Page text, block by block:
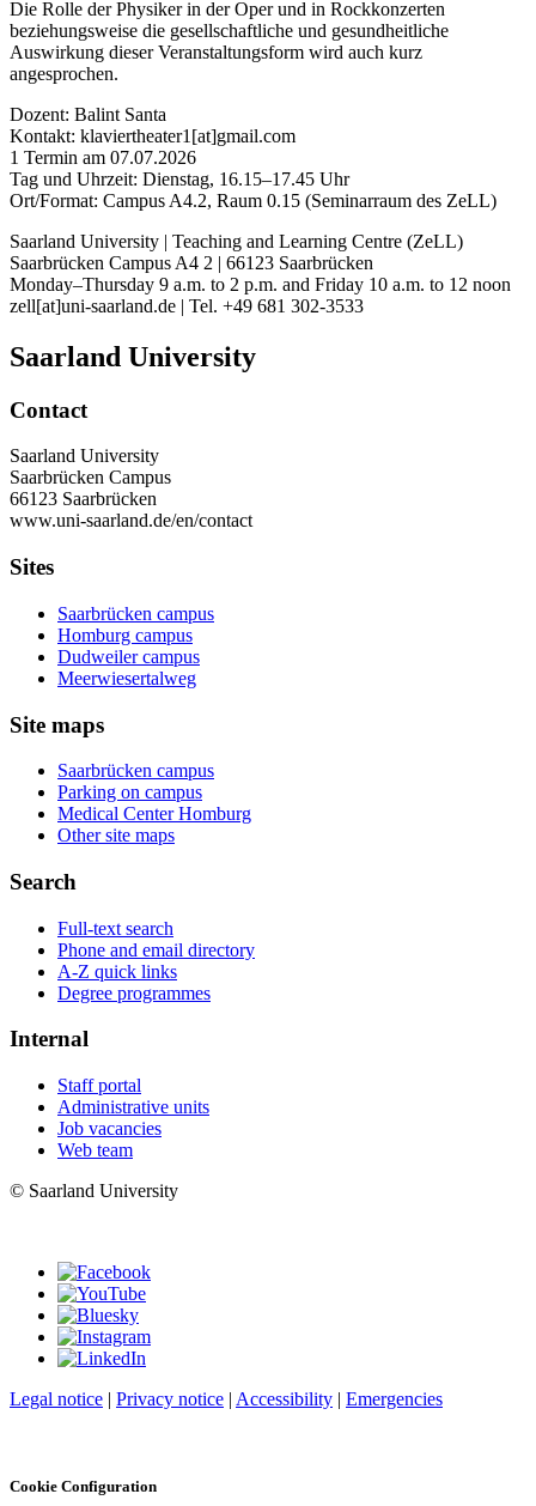
Die Rolle der Physiker in der Oper und in Rockkonzerten
beziehungsweise die gesellschaftliche und gesundheitliche
Auswirkung dieser Veranstaltungsform wird auch kurz
angesprochen.
Dozent: Balint Santa
Kontakt: klaviertheater1[at]gmail.com
1 Termin am 07.07.2026
Tag und Uhrzeit: Dienstag, 16.15–17.45 Uhr
Ort/Format: Campus A4.2, Raum 0.15 (Seminarraum des ZeLL)
Saarland University | Teaching and Learning Centre (ZeLL)
Saarbrücken Campus A4 2 | 66123 Saarbrücken
Monday–Thursday 9 a.m. to 2 p.m. and Friday 10 a.m. to 12 noon
zell[at]uni-saarland.de | Tel. +49 681 302-3533
Saarland University
Contact
Saarland University
Saarbrücken Campus
66123 Saarbrücken
www.uni-saarland.de/en/contact
Sites
Saarbrücken campus
Homburg campus
Dudweiler campus
Meerwiesertalweg
Site maps
Saarbrücken campus
Parking on campus
Medical Center Homburg
Other site maps
Search
Full-text search
Phone and email directory
A-Z quick links
Degree programmes
Internal
Staff portal
Administrative units
Job vacancies
Web team
© Saarland University
Legal notice | Privacy notice | Accessibility | Emergencies
Cookie Configuration